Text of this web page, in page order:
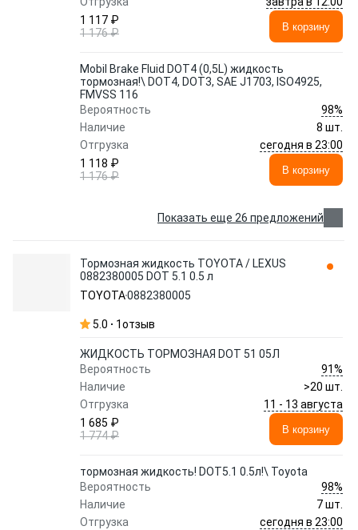
1 117 ₽
1 176 ₽
В корзину
Mobil Brake Fluid DOT4 (0,5L) жидкость
тормозная!\ DOT4, DOT3, SAE J1703, ISO4925,
FMVSS 116
Вероятность
98%
Наличие
8 шт.
Отгрузка
сегодня в 23:00
1 118 ₽
1 176 ₽
В корзину
Показать еще 26 предложений
Тормозная жидкость TOYOTA / LEXUS
0882380005 DOT 5.1 0.5 л
TOYOTA0882380005
5.0 1отзыв
ЖИДКОСТЬ ТОРМОЗНАЯ DOT 51 05Л
Вероятность
91%
Наличие
>20 шт.
Отгрузка
11 - 13 августа
1 685 ₽
1 774 ₽
В корзину
тормозная жидкость! DOT5.1 0.5л!\ Toyota
Вероятность
98%
Наличие
7 шт.
Отгрузка
сегодня в 23:00